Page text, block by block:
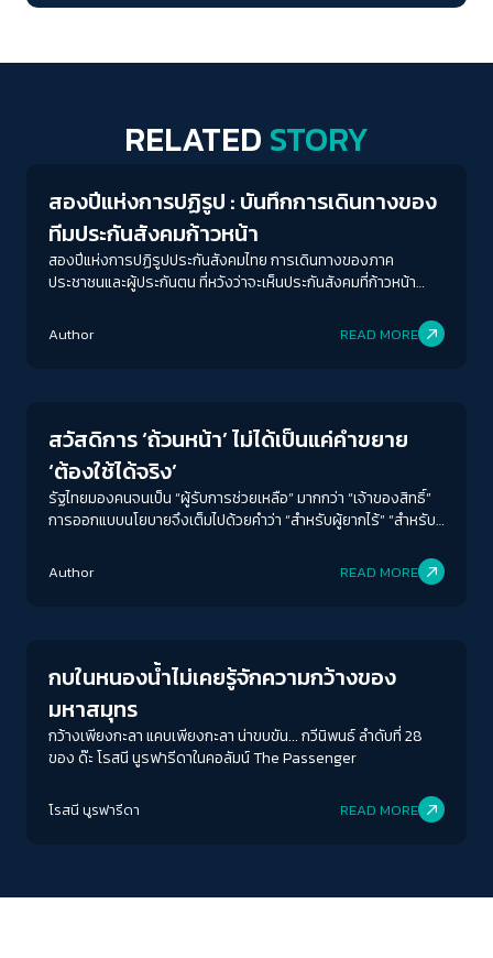
RELATED STORY
Conflict Resolution
สองปีแห่งการปฏิรูป : บันทึกการเดินทางของ
ทีมประกันสังคมก้าวหน้า
สองปีแห่งการปฏิรูปประกันสังคมไทย การเดินทางของภาค
ประชาชนและผู้ประกันตน ที่หวังว่าจะเห็นประกันสังคมที่ก้าวหน้า
Author READ MORE
สวัสดิการ ‘ถ้วนหน้า’ ไม่ได้เป็นแค่คำขยาย
‘ต้องใช้ได้จริง’
รัฐไทยมองคนจนเป็น “ผู้รับการช่วยเหลือ” มากกว่า “เจ้าของสิทธิ์”
การออกแบบนโยบายจึงเต็มไปด้วยคำว่า “สำหรับผู้ยากไร้” “สำหรับ
Author READ MORE
กบในหนองน้ำไม่เคยรู้จักความกว้างของ
มหาสมุทร
กว้างเพียงกะลา แคบเพียงกะลา น่าขบขัน... กวีนิพนธ์ ลำดับที่ 28
ของ ด๊ะ โรสนี นูรฟารีดาในคอลัมน์ The Passenger
โรสนี นูรฟารีดา READ MORE